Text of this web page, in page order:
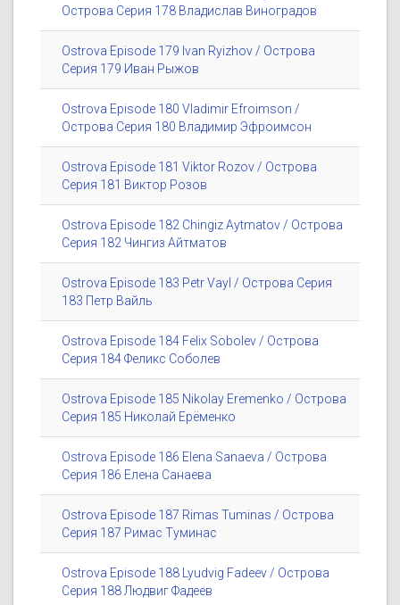
Острова Серия 178 Владислав Виноградов
Ostrova Episode 179 Ivan Ryizhov / Острова
Серия 179 Иван Рыжов
Ostrova Episode 180 Vladimir Efroimson /
Острова Серия 180 Владимир Эфроимсон
Ostrova Episode 181 Viktor Rozov / Острова
Серия 181 Виктор Розов
Ostrova Episode 182 Chingiz Aytmatov / Острова
Серия 182 Чингиз Айтматов
Ostrova Episode 183 Petr Vayl / Острова Серия
183 Петр Вайль
Ostrova Episode 184 Felix Sobolev / Острова
Серия 184 Феликс Соболев
Ostrova Episode 185 Nikolay Eremenko / Острова
Серия 185 Николай Ерёменко
Ostrova Episode 186 Elena Sanaeva / Острова
Серия 186 Елена Санаева
Ostrova Episode 187 Rimas Tuminas / Острова
Серия 187 Римас Туминас
Ostrova Episode 188 Lyudvig Fadeev / Острова
Серия 188 Людвиг Фадеев